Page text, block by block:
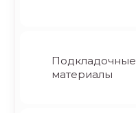
Подкладочные
материалы